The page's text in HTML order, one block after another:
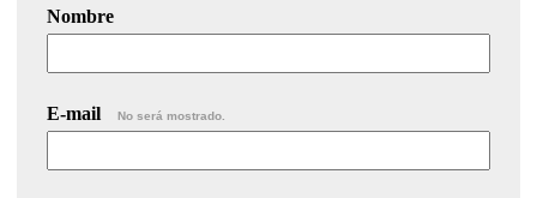
Nombre
E-mail No será mostrado.